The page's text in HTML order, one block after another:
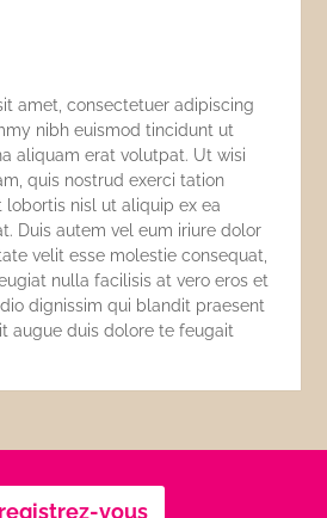
amet, consectetuer adipiscing
nibh euismod tincidunt ut
aliquam erat volutpat. Ut wisi
quis nostrud exerci tation
nisl ut aliquip ex ea
Duis autem vel eum iriure dolor
velit esse molestie consequat,
nulla facilisis at vero eros et
dignissim qui blandit praesent
augue duis dolore te feugait
vous